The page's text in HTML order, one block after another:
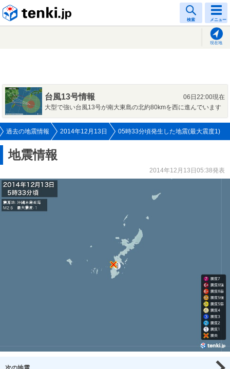
検索 メニュー
現在地
台風13号情報
06日22:00現在
大型で強い台風13号が南大東島の北約80kmを西に進んでいます
過去の地震情報 2014年12月13日 05時33分頃発生した地震(最大震度1)
地震情報
2014年12月13日05:38発表